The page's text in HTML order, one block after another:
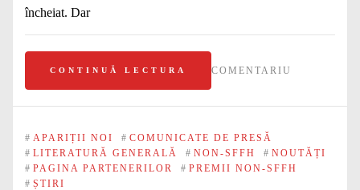
încheiat. Dar
CONTINUĂ LECTURA COMENTARIU
# APARIȚII NOI # COMUNICATE DE PRESĂ
# LITERATURĂ GENERALĂ # NON-SFFH # NOUTĂȚI
# PAGINA PARTENERILOR # PREMII NON-SFFH
# ȘTIRI